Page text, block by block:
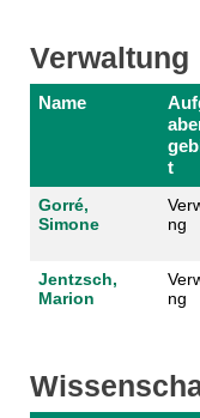
Verwaltung
Name
t
Gorré,
Simone
ng
Jentzsch,
Marion
ng